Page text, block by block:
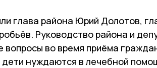
глава района Юрий Долотов,
Руководство района и
вопросы во время приёма
дети нуждаются в лечебной